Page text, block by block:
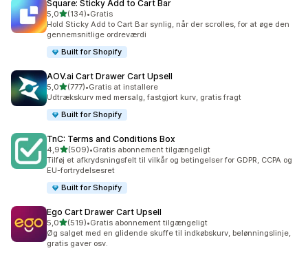
Square: Sticky Add to Cart Bar
5,0ud af 5 stjerner
(134)
134 anmeldelser i alt
•Gratis
Hold Sticky Add to Cart Bar synlig, når der scrolles, for at øge den
gennemsnitlige ordreværdi
Built for Shopify
AOV.ai Cart Drawer Cart Upsell
5,0ud af 5 stjerner
(777)
777 anmeldelser i alt
•Gratis at installere
Udtrækskurv med mersalg, fastgjort kurv, gratis fragt
Built for Shopify
TnC: Terms and Conditions Box
4,9ud af 5 stjerner
(509)
509 anmeldelser i alt
•Gratis abonnement tilgængeligt
Tilføj et afkrydsningsfelt til vilkår og betingelser for GDPR, CCPA og
EU-fortrydelsesret
Built for Shopify
Ego Cart Drawer Cart Upsell
5,0ud af 5 stjerner
(519)
519 anmeldelser i alt
•Gratis abonnement tilgængeligt
Øg salget med en glidende skuffe til indkøbskurv, belønningslinje,
gratis gaver osv.